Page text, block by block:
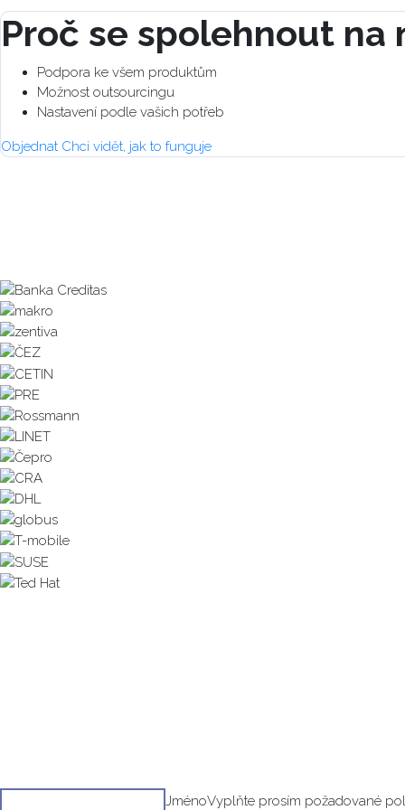
Proč se spolehnout na
Podpora ke všem produktům
Možnost outsourcingu
Nastavení podle vašich potřeb
Objednat Chci vidět, jak to funguje
JménoVyplňte prosím požadované